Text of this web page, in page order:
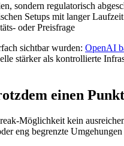
sondern regulatorisch
Setups mit langer Laufzeit
oder Preisfrage
sichtbar wurden: OpenAI
stärker als kontrollierte
einen
Möglichkeit kein
eng begrenzte